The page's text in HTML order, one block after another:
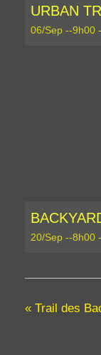
URBAN
06/Sep --9h00 -
20/Sep --8h00 -
« Trail des